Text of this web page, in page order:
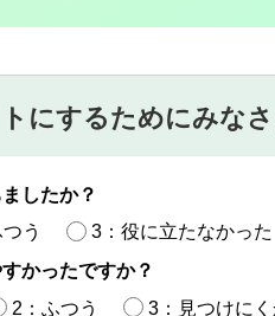
にするためにみな
したか？
う
3：役に立たなかった
かったですか？
2：ふつう 3：見つけに